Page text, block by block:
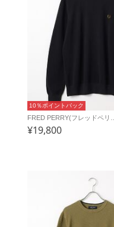
10％ポイントバック
FRED PERRY(フレッドペリ…
¥19,800